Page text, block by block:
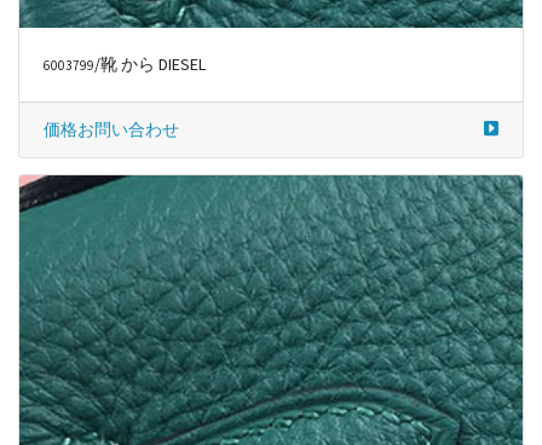
6003799/靴 から DIESEL
価格お問い合わせ